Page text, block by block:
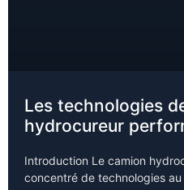
Les technologies
hydrocureur
Introduction Le camion
concentré de technologies au